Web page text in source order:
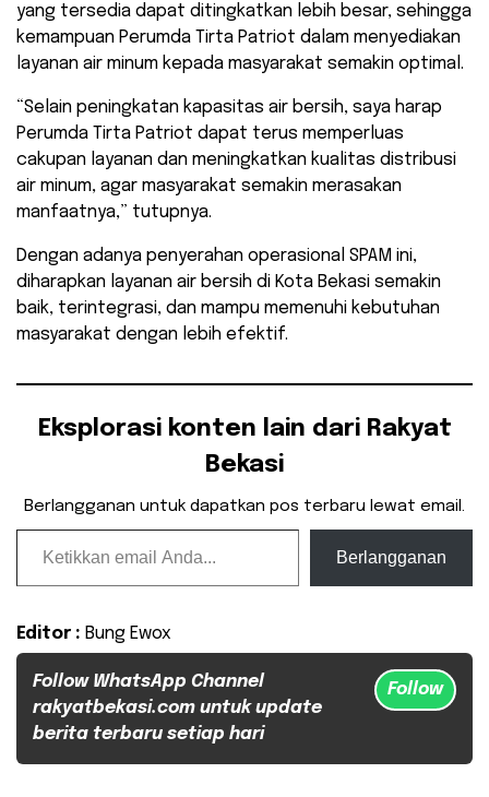
yang tersedia dapat ditingkatkan lebih besar, sehingga
kemampuan Perumda Tirta Patriot dalam menyediakan
layanan air minum kepada masyarakat semakin optimal.
“Selain peningkatan kapasitas air bersih, saya harap
Perumda Tirta Patriot dapat terus memperluas
cakupan layanan dan meningkatkan kualitas distribusi
air minum, agar masyarakat semakin merasakan
manfaatnya,” tutupnya.
Dengan adanya penyerahan operasional SPAM ini,
diharapkan layanan air bersih di Kota Bekasi semakin
baik, terintegrasi, dan mampu memenuhi kebutuhan
masyarakat dengan lebih efektif.
Eksplorasi konten lain dari Rakyat
Bekasi
Berlangganan untuk dapatkan pos terbaru lewat email.
Ketikkan email Anda...
Berlangganan
Editor : Bung Ewox
Follow WhatsApp Channel
rakyatbekasi.com untuk update
berita terbaru setiap hari
Follow